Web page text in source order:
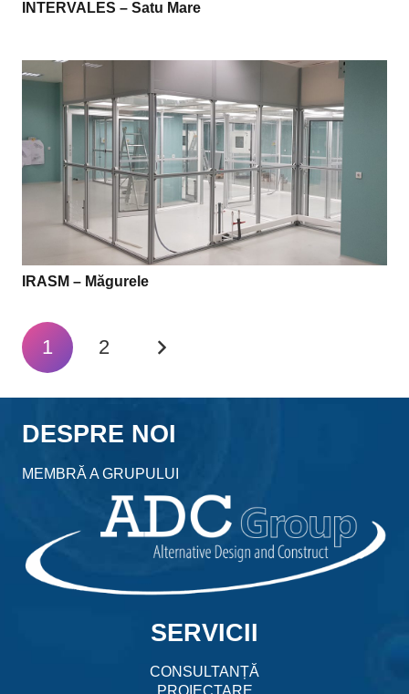
INTERVALES – Satu Mare
IRASM – Măgurele
1 2
DESPRE NOI
MEMBRĂ A GRUPULUI
SERVICII
CONSULTANȚĂ